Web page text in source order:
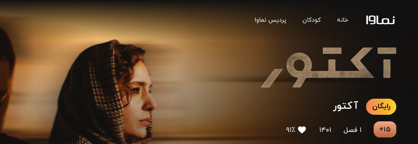
خانه کودکان پردیس نماوا
رایگان آکتور
۱۵+ ۱ فصل ۱۴۰۱ ۹۱٪